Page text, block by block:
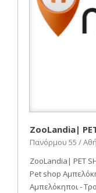
ZooLandia|
Πανόρμου 55 /
ZooLandia| PET
Pet shop
Αμπελόκηποι -